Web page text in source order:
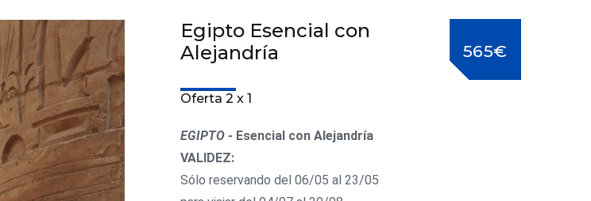
Egipto Esencial con
Alejandría
Oferta 2 x 1
565€
EGIPTO - Esencial con Alejandría
VALIDEZ:
Sólo reservando del 06/05 al 23/05